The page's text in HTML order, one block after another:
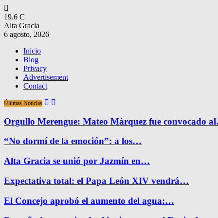
19.6 C
Alta Gracia
6 agosto, 2026
Inicio
Blog
Privacy
Advertisement
Contact
Últimas Noticias
Orgullo Merengue: Mateo Márquez fue convocado
“No dormí de la emoción”: a los…
Alta Gracia se unió por Jazmín en…
Expectativa total: el Papa León XIV vendrá…
El Concejo aprobó el aumento del agua:…